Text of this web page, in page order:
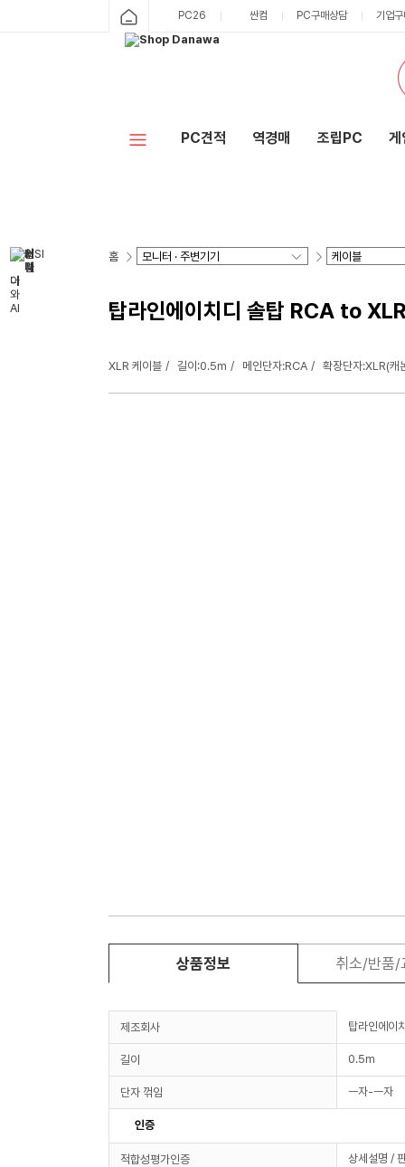
PC26 싼컴 PC구매상담 기업
PC견적 역경매 조립PC 게
홈
탑라인에이치디 솔탑 RCA to
XLR 케이블 길이:0.5m 메인단자:RCA 확장단자:XLR(캐
상품정보 취소/반품/
제조회사 탑라인에이
길이 0.5m
단자 꺾임 ㅡ자-ㅡ자
인증
적합성평가인증 상세설명 /